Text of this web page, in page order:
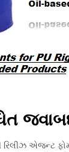
એજન્ટ